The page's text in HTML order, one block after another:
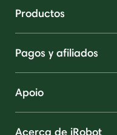
Productos
Pagos y afiliados
Apoio
Acerca de iRobot